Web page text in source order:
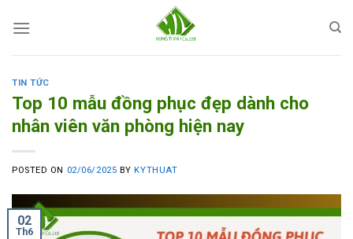
TIN TỨC
Top 10 mẫu đồng phục đẹp dành cho
nhân viên văn phòng hiện nay
POSTED ON 02/06/2025 BYKYTHUAT
02
Th6